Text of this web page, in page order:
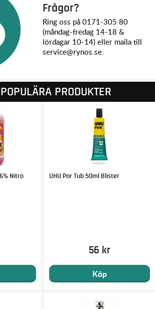
Frågor?
Ring oss på 0171-305 80
(måndag-fredag 14-18 &
lördagar 10-14) eller maila till
service@rynos.se.
PRODUKTER
Nitro
UHU Por Tub 50ml Blister
56 kr
Köp